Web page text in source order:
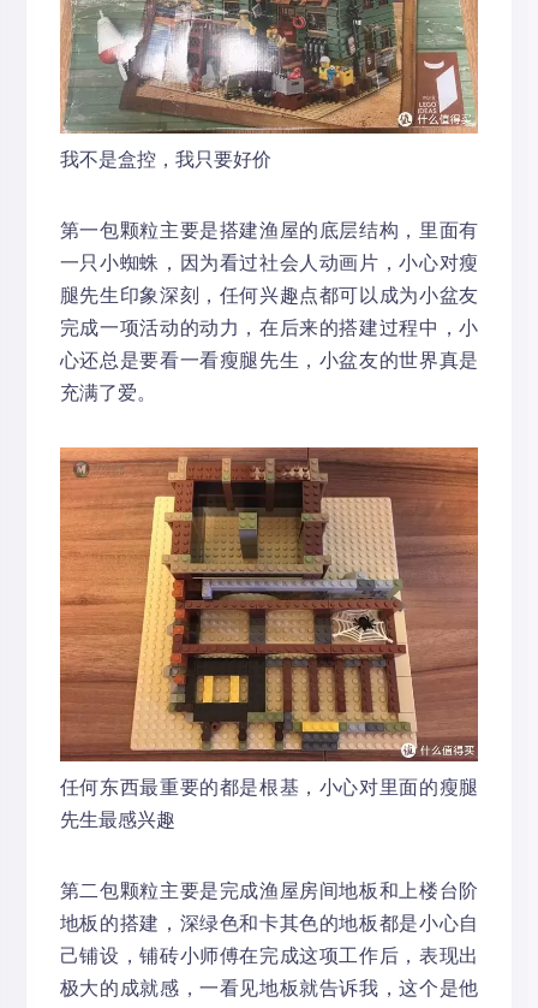
我不是盒控，我只要好价
第一包颗粒主要是搭建渔屋的底层结构，里面有
一只小蜘蛛，因为看过社会人动画片，小心对瘦
腿先生印象深刻，任何兴趣点都可以成为小盆友
完成一项活动的动力，在后来的搭建过程中，小
心还总是要看一看瘦腿先生，小盆友的世界真是
充满了爱。
任何东西最重要的都是根基，小心对里面的瘦腿
先生最感兴趣
第二包颗粒主要是完成渔屋房间地板和上楼台阶
地板的搭建，深绿色和卡其色的地板都是小心自
己铺设，铺砖小师傅在完成这项工作后，表现出
极大的成就感，一看见地板就告诉我，这个是他